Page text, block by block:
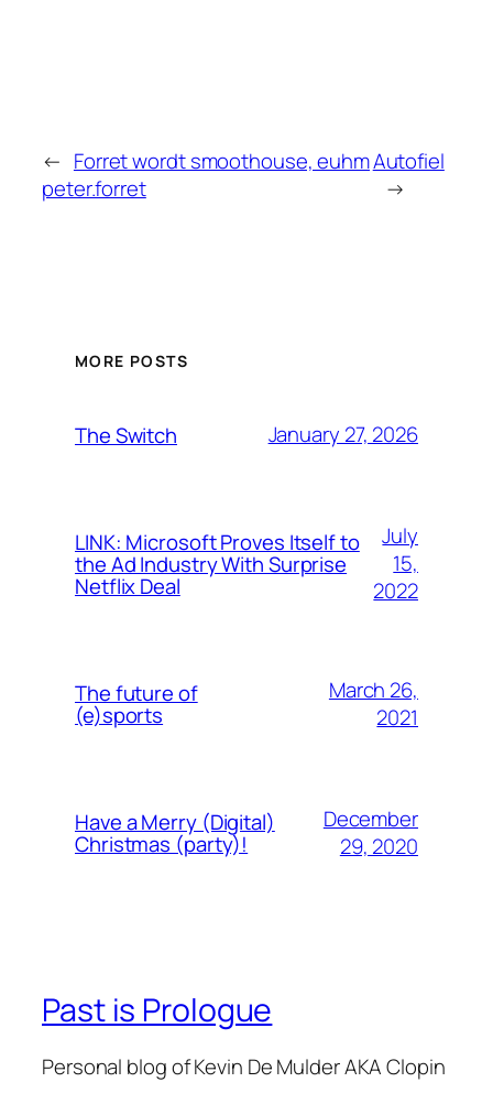
← Forret wordt smoothouse, euhm
peter.forret
Autofiel
→
MORE POSTS
The Switch January 27, 2026
LINK: Microsoft Proves Itself to
the Ad Industry With Surprise
Netflix Deal
July
15,
2022
The future of
(e)sports
March 26,
2021
Have a Merry (Digital)
Christmas (party)!
December
29, 2020
Past is Prologue
Personal blog of Kevin De Mulder AKA Clopin